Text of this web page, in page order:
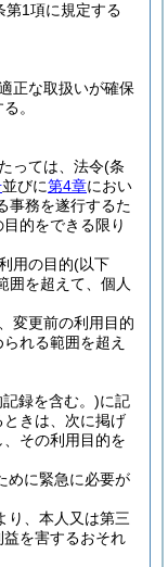
第1項に規定する
正な取扱いが確保
。
っては、法令(条
並びに第4章におい
事務を遂行するた
的をできる限り
用の目的(以下
囲を超えて、個人
変更前の利用目的
れる範囲を超え
録を含む。)に記
きは、次に掲げ
その利用目的を
めに緊急に必要が
り、本人又は第三
を害するおそれ